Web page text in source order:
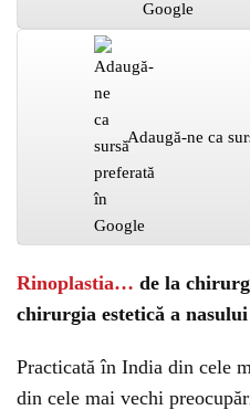
Adaugă-ne ca
Rinoplastia… de la
chirurgia estetică a nasului
Practicată în India din cele
din cele mai vechi